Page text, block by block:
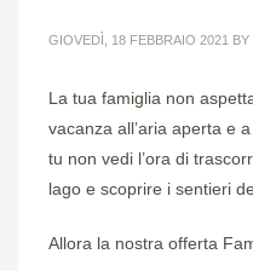
GIOVEDÌ, 18 FEBBRAIO 2021 BY
La tua famiglia non
vacanza all’aria aperta e
tu non vedi l’ora di
lago e scoprire i sentieri
Allora la nostra offerta